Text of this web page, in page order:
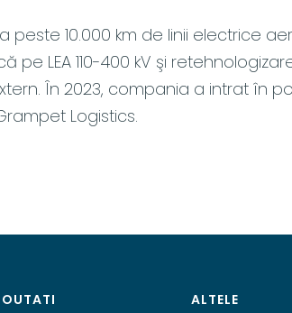
10.000 km de linii electrice
LEA 110-400 kV şi
În 2023, compania a intrat în
Logistics.
ALTELE